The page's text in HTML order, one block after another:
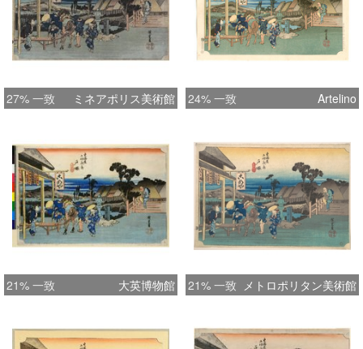
27% 一致 ミネアポリス美術館 24% 一致 Artelino
21% 一致 大英博物館 21% 一致 メトロポリタン美術館